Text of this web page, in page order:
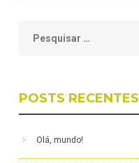
por:
POSTS RECENTES
Olá, mundo!